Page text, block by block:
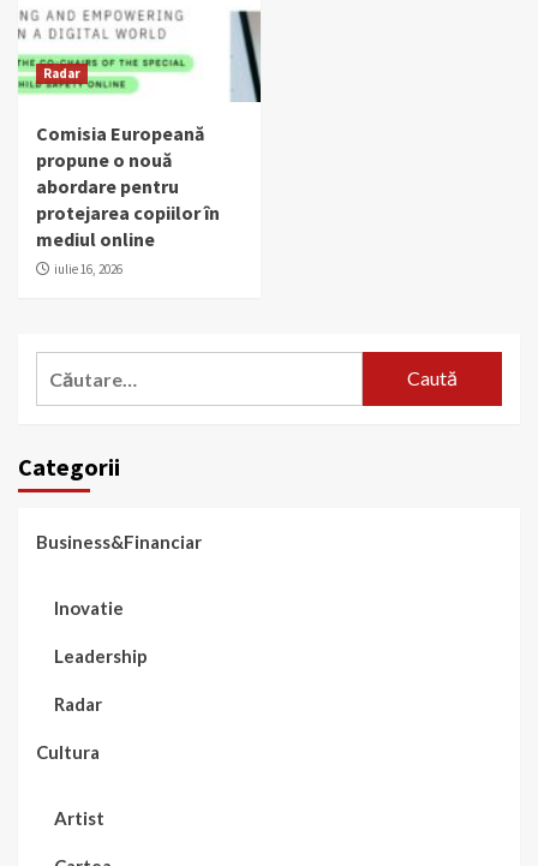
Radar
Comisia Europeană
propune o nouă
abordare pentru
protejarea copiilor în
mediul online
iulie 16, 2026
Categorii
Business&Financiar
Inovatie
Leadership
Radar
Cultura
Artist